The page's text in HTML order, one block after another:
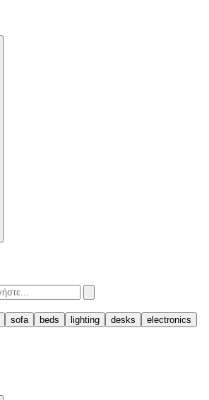
sofa beds lighting desks electronics